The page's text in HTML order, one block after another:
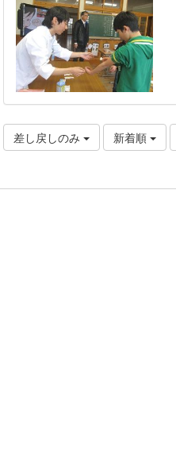
差し戻しのみ 新着順